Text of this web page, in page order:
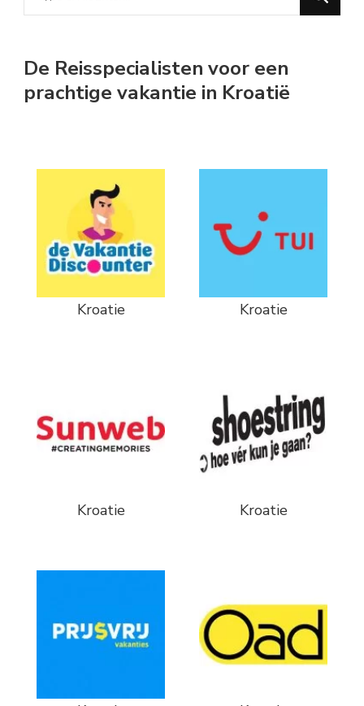
for
De Reisspecialisten voor een
prachtige vakantie in Kroatië
Kroatie Kroatie
Kroatie Kroatie